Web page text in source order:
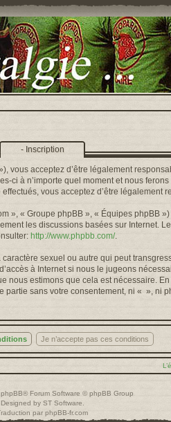
- Inscription
acceptez d’être légalement
à n’importe quel moment et nous
vous acceptez d’être
», « Groupe phpBB », « Équipes phpBB
les discussions basées sur Internet.
http://www.phpbb.com/.
sexuel ou autre qui peut
à Internet si nous le jugeons
estimons que cela est nécessaire.
sans votre consentement, ni « », ni
phpBB® Forum Software © phpBB Group
Designed by ST Software
par phpBB-fr.com